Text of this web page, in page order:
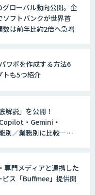
装まで一気通貫のAIエー
グローバル動向公開。企
ソフトバンクが世界首
数は前年比約2倍へ急増
ワポを作成する方法6
トも5つ紹介
解説」を公開！
・Gemini・
別／業務別に比較―自
専門メディアと連携した
ビス「Buffmee」提供開